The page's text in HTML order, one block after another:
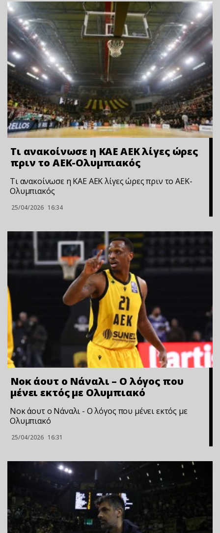
Τι ανακοίνωσε η ΚΑΕ ΑΕΚ λίγες ώρες
πριν το ΑΕΚ-Ολυμπιακός
Τι ανακοίνωσε η ΚΑΕ ΑΕΚ λίγες ώρες πριν το ΑΕΚ-
Ολυμπιακός
25/04/2026 16:34
Νοκ άουτ ο Νάναλι – Ο λόγος που
μένει εκτός με Ολυμπιακό
Νοκ άουτ ο Νάναλι - Ο λόγος που μένει εκτός με
Ολυμπιακό
25/04/2026 16:31